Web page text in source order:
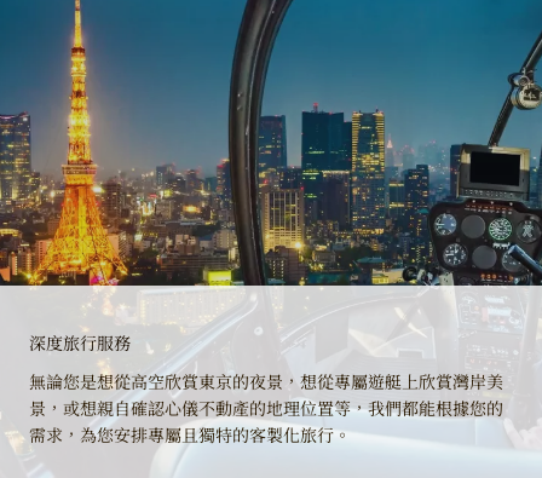
深度旅行服務
無論您是想從高空欣賞東京的夜景，想從專屬遊艇上欣賞灣岸美
景，或想親自確認心儀不動產的地理位置等，我們都能根據您的
需求，為您安排專屬且獨特的客製化旅行。